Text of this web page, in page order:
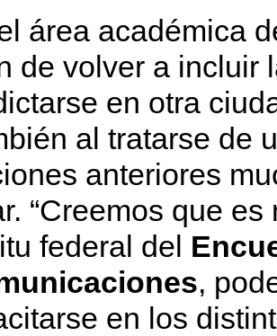
área académica
de volver a incluir
en otra
al tratarse de
anteriores
“Creemos que
federal del
,
en los